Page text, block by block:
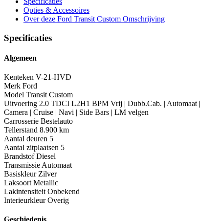
Opties & Accessoires
Over deze Ford Transit Custom Omschrijving
Specificaties
Algemeen
Kenteken V-21-HVD
Merk Ford
Model Transit Custom
Uitvoering 2.0 TDCI L2H1 BPM Vrij | Dubb.Cab. | Automaat |
Camera | Cruise | Navi | Side Bars | LM velgen
Carrosserie Bestelauto
Tellerstand 8.900 km
Aantal deuren 5
Aantal zitplaatsen 5
Brandstof Diesel
Transmissie Automaat
Basiskleur Zilver
Laksoort Metallic
Lakintensiteit Onbekend
Interieurkleur Overig